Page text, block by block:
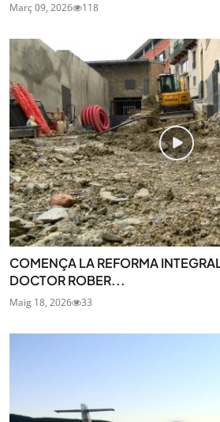
Març 09, 2026 118
COMENÇA LA REFORMA
DOCTOR ROBER...
Maig 18, 2026 33